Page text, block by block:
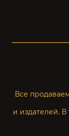
Все
и издателей.